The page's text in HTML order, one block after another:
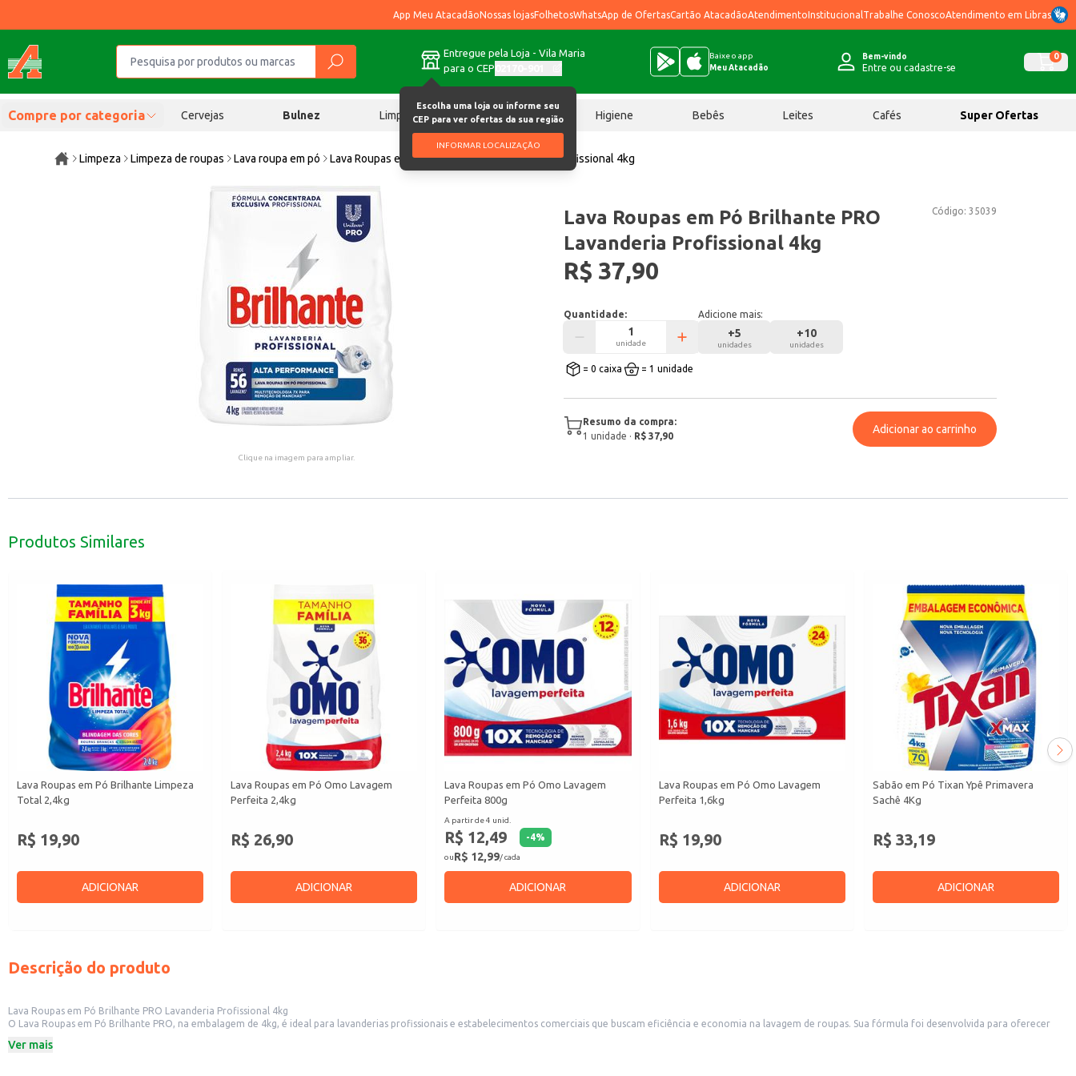
App Meu AtacadãoNossas lojasFolhetosWhatsApp de OfertasCartão AtacadãoAtendimentoInstitucional Trabalhe ConoscoAtendimento em Libras
Entregue pela Loja - Vila Maria
para o CEP
Escolha uma loja ou informe seu
CEP para ver ofertas da sua região
INFORMAR LOCALIZAÇÃO
Baixe o app
Meu Atacadão
Bem-vindo
Entre ou cadastre-se
0
Compre por categoria Cervejas Bulnez Limpeza Chocolates Higiene Bebês Leites Cafés Super Ofertas
Limpeza Limpeza de roupas Lava roupa em pó Lava Roupas em Pó Brilhante PRO Lavanderia Profissional 4kg
Clique na imagem para ampliar.
Código: 35039
Lava Roupas em Pó Brilhante PRO
Lavanderia Profissional 4kg
R$ 37,90
Quantidade:
unidade
Adicione mais:
+5
unidades
+10
unidades
= 0 caixa = 1 unidade
Resumo da compra:
1 unidade · R$ 37,90
Adicionar ao carrinho
Produtos Similares
Lava Roupas em Pó Brilhante Limpeza
Total 2,4kg
R$ 19,90
ADICIONAR
Lava Roupas em Pó Omo Lavagem
Perfeita 2,4kg
R$ 26,90
ADICIONAR
Lava Roupas em Pó Omo Lavagem
Perfeita 800g
A partir de 4 unid.
R$ 12,49 -4%
ouR$ 12,99/ cada
ADICIONAR
Lava Roupas em Pó Omo Lavagem
Perfeita 1,6kg
R$ 19,90
ADICIONAR
Sabão em Pó Tixan Ypê Primavera
Sachê 4Kg
R$ 33,19
ADICIONAR
Descrição do produto
Lava Roupas em Pó Brilhante PRO Lavanderia Profissional 4kg
O Lava Roupas em Pó Brilhante PRO, na embalagem de 4kg, é ideal para lavanderias profissionais e estabelecimentos comerciais que buscam eficiência e economia na lavagem de roupas. Sua fórmula foi desenvolvida para oferecer
Este produto é indicado para:
Ver mais